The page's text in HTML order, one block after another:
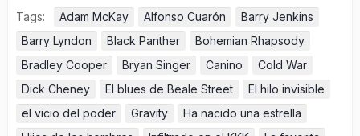
Tags: Adam McKay Alfonso Cuarón
Barry Jenkins
Barry Lyndon
Black Panther
Bohemian Rhapsody
Bradley Cooper
Bryan Singer Canino
Cold War
Dick Cheney
El blues de Beale Street
El hilo invisible
el vicio del poder
Gravity
Ha nacido una estrella